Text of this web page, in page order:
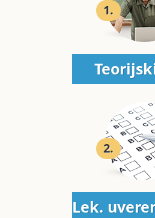
1.
2.
Lek.